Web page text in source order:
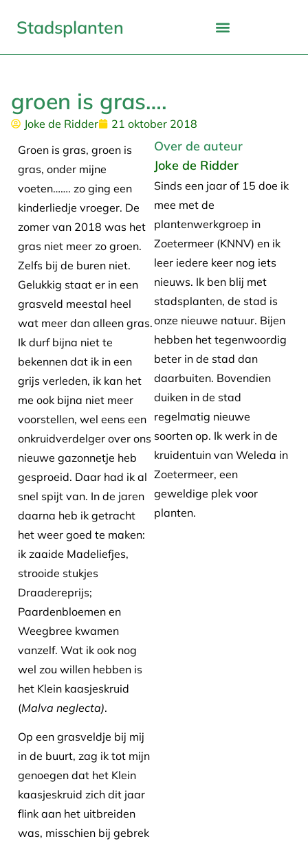
Stadsplanten
groen is gras….
Joke de Ridder
21 oktober 2018
Groen is gras, groen is
gras, onder mijne
voeten……. zo ging een
kinderliedje vroeger. De
zomer van 2018 was het
gras niet meer zo groen.
Zelfs bij de buren niet.
Gelukkig staat er in een
grasveld meestal heel
wat meer dan alleen gras.
Ik durf bijna niet te
bekennen dat ik in een
grijs verleden, ik kan het
me ook bijna niet meer
voorstellen, wel eens een
onkruidverdelger over ons
nieuwe gazonnetje heb
gesproeid. Daar had ik al
snel spijt van. In de jaren
daarna heb ik getracht
het weer goed te maken:
ik zaaide Madeliefjes,
strooide stukjes
Draadereprijs;
Paardenbloemen en
Weegbree kwamen
vanzelf. Wat ik ook nog
wel zou willen hebben is
het Klein kaasjeskruid
(Malva neglecta).
Op een grasveldje bij mij
in de buurt, zag ik tot mijn
genoegen dat het Klein
kaasjeskruid zich dit jaar
flink aan het uitbreiden
was, misschien bij gebrek
Over de auteur
Joke de Ridder
Sinds een jaar of 15 doe ik
mee met de
plantenwerkgroep in
Zoetermeer (KNNV) en ik
leer iedere keer nog iets
nieuws. Ik ben blij met
stadsplanten, de stad is
onze nieuwe natuur. Bijen
hebben het tegenwoordig
beter in de stad dan
daarbuiten. Bovendien
duiken in de stad
regelmatig nieuwe
soorten op. Ik werk in de
kruidentuin van Weleda in
Zoetermeer, een
geweldige plek voor
planten.